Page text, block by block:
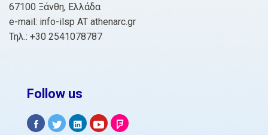
67100 Ξάνθη, Ελλάδα
e-mail: info-ilsp AT athenarc.gr
Τηλ.: +30 2541078787
Follow us